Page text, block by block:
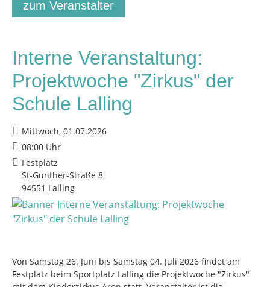
zum Veranstalter
Interne Veranstaltung:
Projektwoche "Zirkus" der
Schule Lalling
Mittwoch, 01.07.2026
08:00 Uhr
Festplatz
St-Gunther-Straße 8
94551 Lalling
Von Samstag 26. Juni bis Samstag 04. Juli 2026 findet am
Festplatz beim Sportplatz Lalling die Projektwoche "Zirkus"